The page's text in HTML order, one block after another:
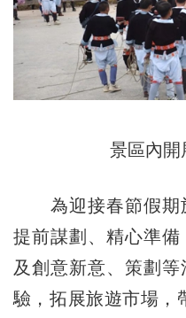
景區內開
為迎接春節假期
提前謀劃、精心準
及創意新意、策劃
驗，拓展旅遊市場，